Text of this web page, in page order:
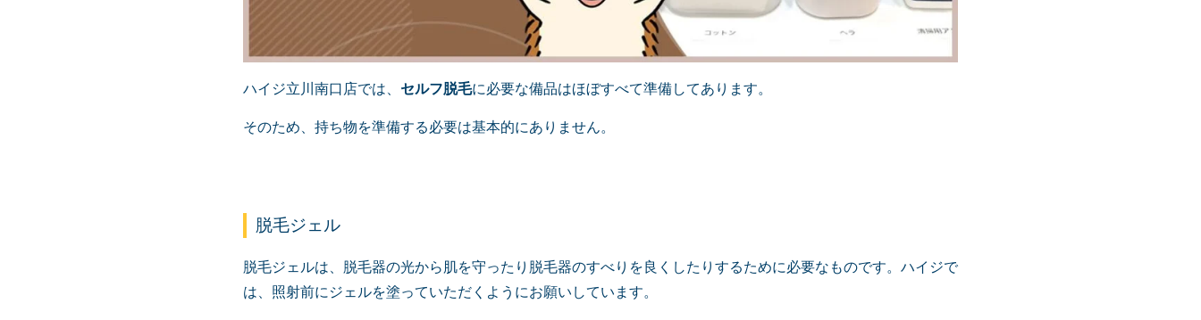
ハイジ立川南口店では、 セルフ脱毛に必要な備品はほぼすべて準備してあります。
そのため、持ち物を準備する必要は基本的にありません。
脱毛ジェル
脱毛ジェルは、脱毛器の光から肌を守ったり脱毛器のすべりを良くしたりするために必要なものです。ハイジで
は、照射前にジェルを塗っていただくようにお願いしています。